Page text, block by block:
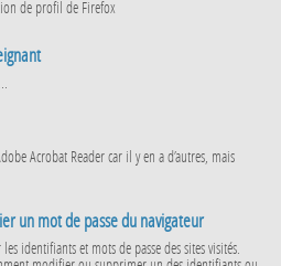
de profil de Firefox
Acrobat Reader car il y en a d’autres, mais
un mot de passe du navigateur
identifiants et mots de passe des sites visités.